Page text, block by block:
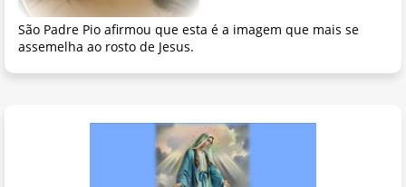
São Padre Pio afirmou que esta é a imagem que mais se
assemelha ao rosto de Jesus.